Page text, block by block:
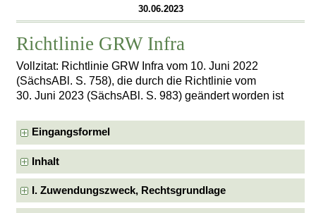
30.06.2023
Richtlinie GRW Infra
Vollzitat: Richtlinie GRW Infra vom 10. Juni 2022
(SächsABl. S. 758), die durch die Richtlinie vom
30. Juni 2023 (SächsABl. S. 983) geändert worden ist
Eingangsformel
Inhalt
I. Zuwendungszweck, Rechtsgrundlage